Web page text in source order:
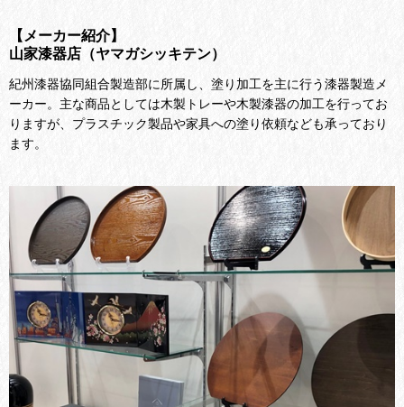
【メーカー紹介】
山家漆器店（ヤマガシッキテン）
紀州漆器協同組合製造部に所属し、塗り加工を主に行う漆器製造メ
ーカー。主な商品としては木製トレーや木製漆器の加工を行ってお
りますが、プラスチック製品や家具への塗り依頼なども承っており
ます。